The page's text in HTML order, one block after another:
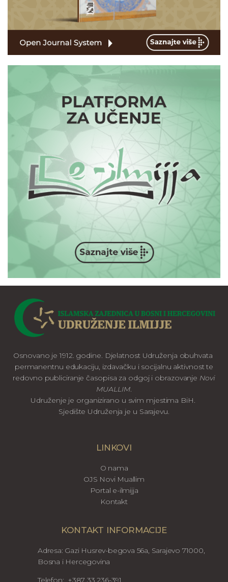
Osnovano je 1912. godine. Djelatnost Udruženja obuhvata
permanentnu edukaciju, izdavačku i socijalnu aktivnost te
redovno publiciranje časopisa za odgoj i obrazovanje Novi
MUALLIM.
Udruženje je organizirano u svim mjestima BiH.
Sjedište Udruženja je u Sarajevu.
LINKOVI
O nama
OJS Novi Muallim
Portal e-ilmijja
Kontakt
KONTAKT INFORMACIJE
Adresa: Gazi Husrev-begova 56a, Sarajevo 71000,
Bosna i Hercegovina
Telefon: +387 33 236-391